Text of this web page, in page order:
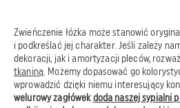
Zwieńczenie łóżka może stanowić
i podkreślać jej charakter. Jeśli zależy
dekoracji, jak i amortyzacji pleców,
tkaniną . Możemy dopasować go
wprowadzić dzięki niemu interesujący
welurowy zagłówekdoda naszej sypialni